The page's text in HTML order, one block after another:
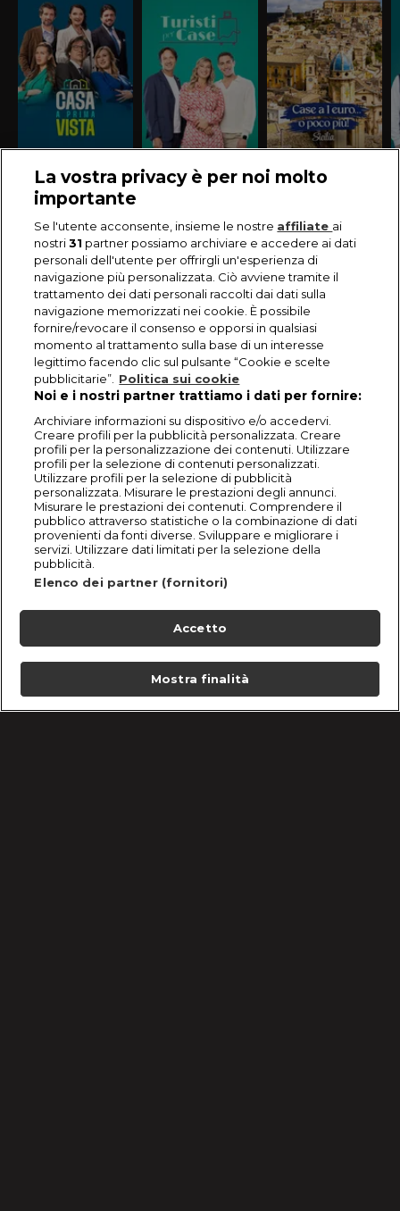
La vostra privacy è per noi molto
importante
Se l'utente acconsente, insieme le nostre affiliate ai
nostri31 partner possiamo archiviare e accedere ai dati
personali dell'utente per offrirgli un'esperienza di
navigazione più personalizzata. Ciò avviene tramite il
trattamento dei dati personali raccolti dai dati sulla
navigazione memorizzati nei cookie. È possibile
fornire/revocare il consenso e opporsi in qualsiasi
momento al trattamento sulla base di un interesse
legittimo facendo clic sul pulsante “Cookie e scelte
pubblicitarie”. Politica sui cookie
Noi e i nostri partner trattiamo i dati per fornire:
Archiviare informazioni su dispositivo e/o accedervi.
Creare profili per la pubblicità personalizzata. Creare
profili per la personalizzazione dei contenuti. Utilizzare
profili per la selezione di contenuti personalizzati.
Utilizzare profili per la selezione di pubblicità
personalizzata. Misurare le prestazioni degli annunci.
Misurare le prestazioni dei contenuti. Comprendere il
pubblico attraverso statistiche o la combinazione di dati
provenienti da fonti diverse. Sviluppare e migliorare i
servizi. Utilizzare dati limitati per la selezione della
pubblicità.
Elenco dei partner (fornitori)
Accetto
Mostra finalità